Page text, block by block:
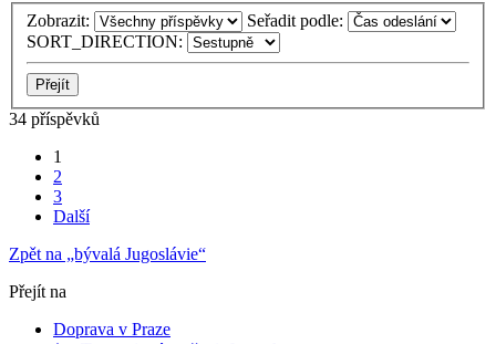
Zobrazit:
Seřadit podle:
SORT_DIRECTION:
34 příspěvků
1
2
3
Další
Zpět na „bývalá Jugoslávie“
Přejít na
Doprava v Praze